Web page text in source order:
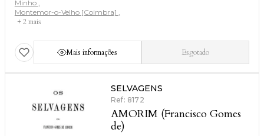
Minho
Montemor-o-Velho [Coimbra]
+ 2 mais
Mais informações Esgotado
SELVAGENS
Ref: 8172
AMORIM (Francisco Gomes
de)